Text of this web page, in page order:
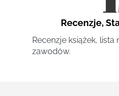
Recenzje,
Recenzje książek,
zawodów.